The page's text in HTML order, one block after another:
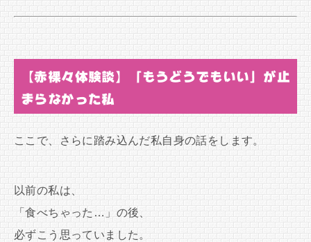
【赤裸々体験談】「もうどうでもいい」が止
まらなかった私
ここで、さらに踏み込んだ私自身の話をします。
以前の私は、
「食べちゃった…」の後、
必ずこう思っていました。